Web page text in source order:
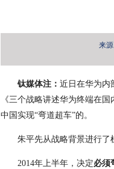
来源
钛媒体注： 近日在华为内
《三个战略讲述华为终端在
中国实现“弯道超车”的。
朱平先从战略背景进行了
2014年上半年，决定必须